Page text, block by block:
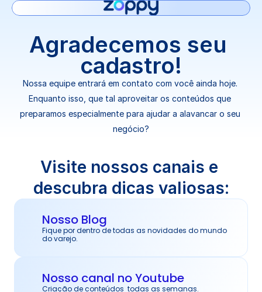
Agradecemos seu
cadastro!
Nossa equipe entrará em contato com você ainda hoje.
Enquanto isso, que tal aproveitar os conteúdos que
preparamos especialmente para ajudar a alavancar o seu
negócio?
Visite nossos canais e
descubra dicas valiosas:
Nosso Blog
Fique por dentro de todas as novidades do mundo
do varejo.
Nosso canal no Youtube
Criação de conteúdos  todas as semanas.